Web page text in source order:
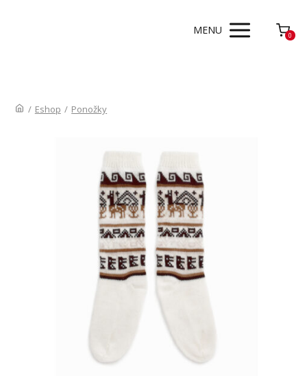
MENU 0
/ Eshop / Ponožky